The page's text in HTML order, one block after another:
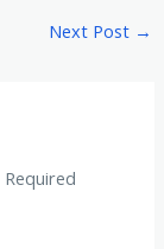
Next Post →
Required